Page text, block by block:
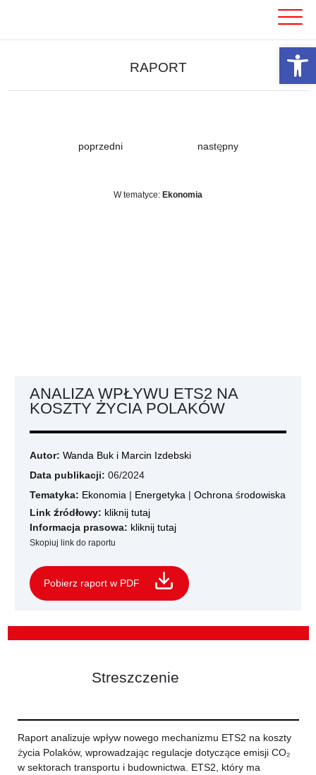
RAPORT
poprzedni następny
W tematyce: Ekonomia
ANALIZA WPŁYWU ETS2 NA
KOSZTY ŻYCIA POLAKÓW
Autor: Wanda Buk i Marcin Izdebski
Data publikacji: 06/2024
Tematyka: Ekonomia | Energetyka | Ochrona środowiska
Link źródłowy: kliknij tutaj
Informacja prasowa: kliknij tutaj
Skopiuj link do raportu
Pobierz raport w PDF
Streszczenie
Raport analizuje wpływ nowego mechanizmu ETS2 na koszty
życia Polaków, wprowadzając regulacje dotyczące emisji CO₂
w sektorach transportu i budownictwa. ETS2, który ma